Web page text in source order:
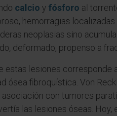
calcio y fósforo al
hemorragias
neoplasias sino
deformado, propenso a
lesiones corresponde
ósea fibroquística. Von
con tumores
las lesiones óseas. Hoy,